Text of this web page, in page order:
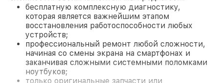
бесплатную комплексную диагностику,
которая является важнейшим этапом
восстановления работоспособности любых
устройств;
профессиональный ремонт любой сложности,
начиная со смены экрана на смартфонах и
заканчивая сложными системными поломками
ноутбуков;
только оригинальные запчасти или